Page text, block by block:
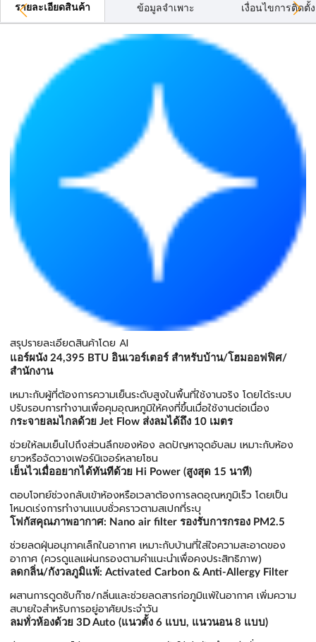
รายละเอียดสินค้า ข้อมูลจำเพาะ เงื่อนไขการติดตั้ง
สรุปรายละเอียดสินค้าโดย AI
แอร์ผนัง 24,395 BTU อินเวอร์เตอร์ สำหรับบ้าน/โฮมออฟฟิศ/
สำนักงาน
เหมาะกับผู้ที่ต้องการความเย็นระดับสูงในพื้นที่ใช้งานจริง โดยได้ระบบ
ปรับรอบการทำงานเพื่อคุมอุณหภูมิให้คงที่ขึ้นเมื่อใช้งานต่อเนื่อง
กระจายลมไกลด้วย Jet Flow ส่งลมได้ถึง 10 เมตร
ช่วยให้ลมเย็นไปถึงส่วนลึกของห้อง ลดปัญหาจุดอับลม เหมาะกับห้อง
ยาวหรือจัดวางเฟอร์นิเจอร์หลายโซน
เย็นไวเมื่ออยากได้ทันทีด้วย Hi Power (สูงสุด 15 นาที)
ตอบโจทย์ช่วงกลับเข้าห้องหรือเวลาต้องการลดอุณหภูมิเร็ว โดยเป็น
โหมดเร่งการทำงานแบบชั่วคราวตามสเปกที่ระบุ
โฟกัสคุณภาพอากาศ: Nano air filter รองรับการกรอง PM2.5
ช่วยลดฝุ่นอนุภาคเล็กในอากาศ เหมาะกับบ้านที่ใส่ใจความสะอาดของ
อากาศ (ควรดูแลแผ่นกรองตามคำแนะนำเพื่อคงประสิทธิภาพ)
ลดกลิ่น/กังวลภูมิแพ้: Activated Carbon & Anti-Allergy Filter
ผสานการดูดซับก๊าซ/กลิ่นและช่วยลดสารก่อภูมิแพ้ในอากาศ เพิ่มความ
สบายใจสำหรับการอยู่อาศัยประจำวัน
ลมทั่วห้องด้วย 3D Auto (แนวตั้ง 6 แบบ, แนวนอน 8 แบบ)